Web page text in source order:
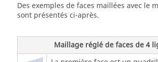
Des exemples de faces maillées avec le
sont présentés ci-après.
Maillage réglé de faces de 4